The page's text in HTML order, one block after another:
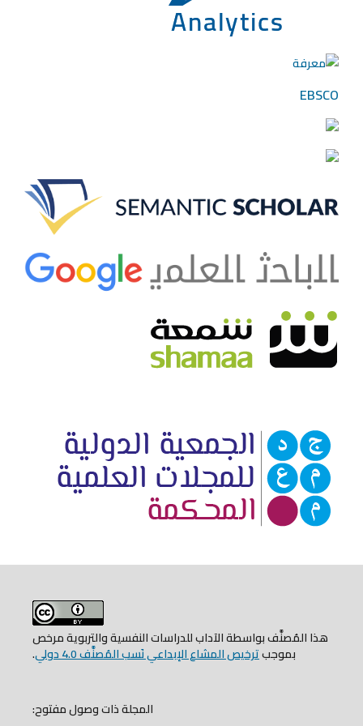
EBSCO
هذا المُصنَّف بواسطة الآداب للدراسات النفسية والتربوية مرخص
بموجبترخيص المشاع الإبداعي نَسب المُصنَّف 4.0 دولي .
المجلة ذات وصول مفتوح: